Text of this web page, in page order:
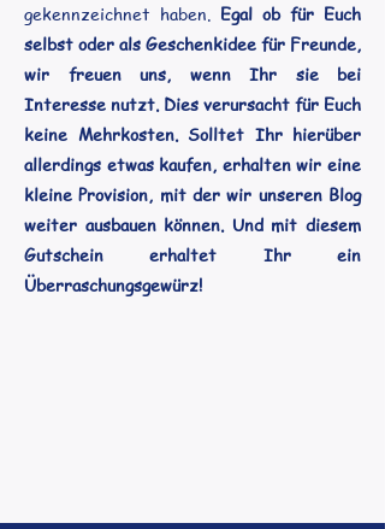
gekennzeichnet haben. Egal ob für Euch
selbst oder als Geschenkidee für Freunde,
wir freuen uns, wenn Ihr sie bei
Interesse nutzt. Dies verursacht für Euch
keine Mehrkosten. Solltet Ihr hierüber
allerdings etwas kaufen, erhalten wir eine
kleine Provision, mit der wir unseren Blog
weiter ausbauen können. Und mit diesem
Gutschein erhaltet Ihr ein
Überraschungsgewürz!